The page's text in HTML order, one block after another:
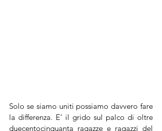
Solo se siamo uniti possiamo davvero fare
la differenza. E’ il grido sul palco di oltre